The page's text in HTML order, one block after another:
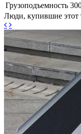
Грузоподъемность
Люди, купившие этот